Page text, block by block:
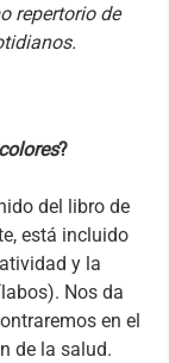
repertorio de
?
del libro de
está incluido
y la
Nos da
en el
de la salud.